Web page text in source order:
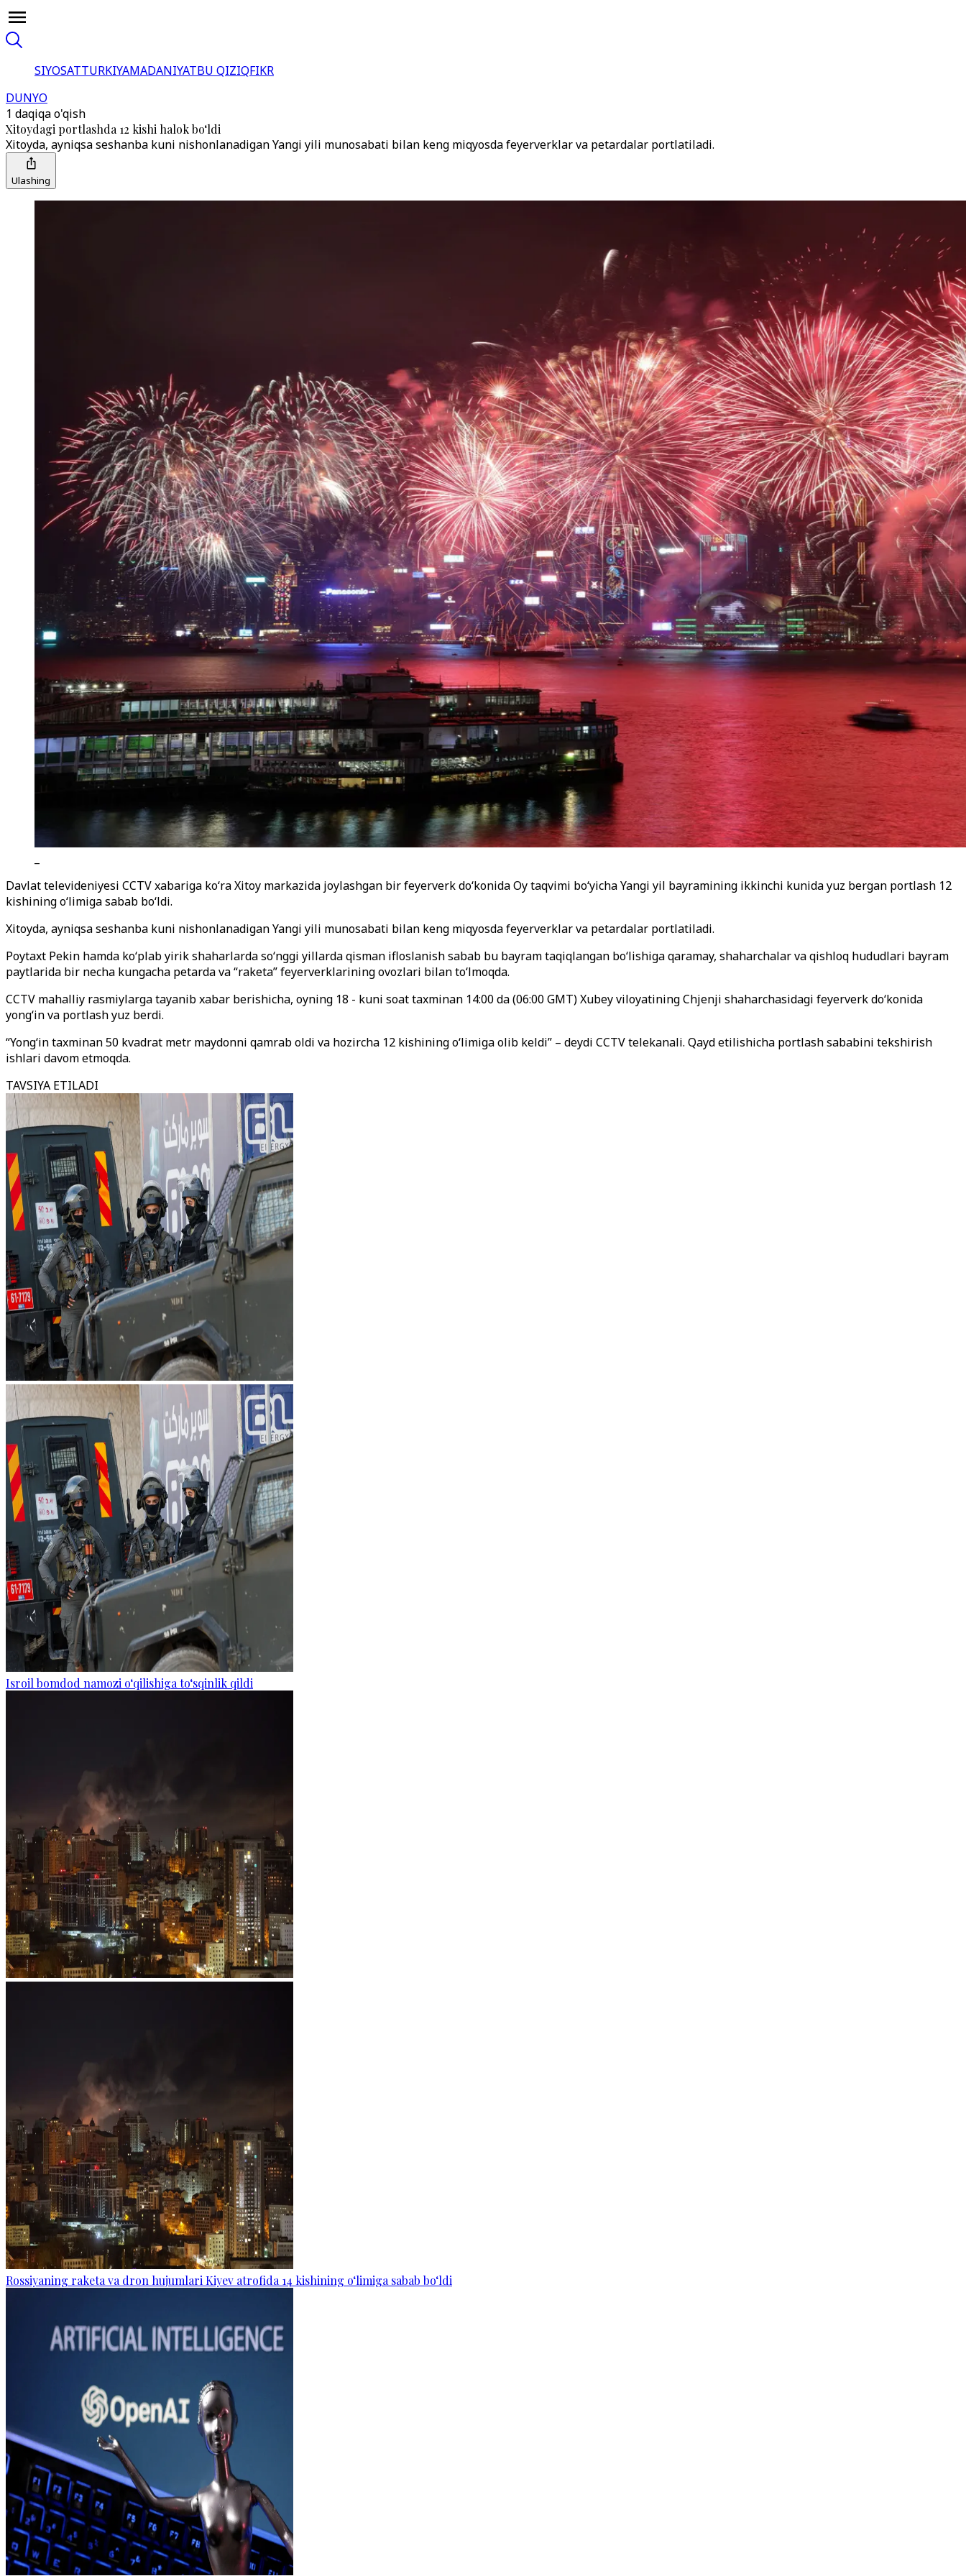
SIYOSATTURKIYAMADANIYATBU QIZIQFIKR
DUNYO
1 daqiqa o'qish
Xitoydagi portlashda 12 kishi halok bo‘ldi
Xitoyda, ayniqsa seshanba kuni nishonlanadigan Yangi yili munosabati bilan keng miqyosda feyerverklar va petardalar portlatiladi.
Ulashing
Davlat televideniyesi CCTV xabariga ko‘ra Xitoy markazida joylashgan bir feyerverk do‘konida Oy taqvimi bo‘yicha Yangi yil bayramining ikkinchi kunida yuz bergan portlash 12
kishining o‘limiga sabab bo‘ldi.
Xitoyda, ayniqsa seshanba kuni nishonlanadigan Yangi yili munosabati bilan keng miqyosda feyerverklar va petardalar portlatiladi.
Poytaxt Pekin hamda ko‘plab yirik shaharlarda so‘nggi yillarda qisman ifloslanish sabab bu bayram taqiqlangan bo‘lishiga qaramay, shaharchalar va qishloq hududlari bayram
paytlarida bir necha kungacha petarda va “raketa” feyerverklarining ovozlari bilan to‘lmoqda.
CCTV mahalliy rasmiylarga tayanib xabar berishicha, oyning 18 - kuni soat taxminan 14:00 da (06:00 GMT) Xubey viloyatining Chjenji shaharchasidagi feyerverk do‘konida
yong‘in va portlash yuz berdi.
“Yong‘in taxminan 50 kvadrat metr maydonni qamrab oldi va hozircha 12 kishining o‘limiga olib keldi” – deydi CCTV telekanali. Qayd etilishicha portlash sababini tekshirish
ishlari davom etmoqda.
TAVSIYA ETILADI
Isroil bomdod namozi o‘qilishiga to‘sqinlik qildi
Rossiyaning raketa va dron hujumlari Kiyev atrofida 14 kishining o‘limiga sabab bo‘ldi